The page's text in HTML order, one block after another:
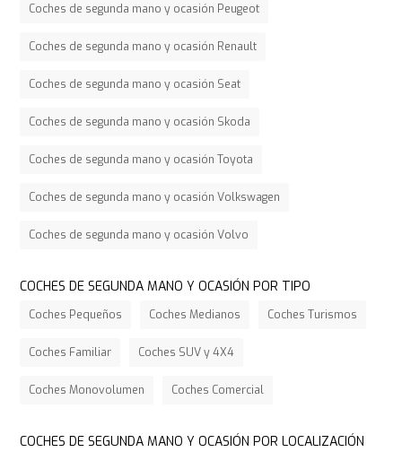
Coches de segunda mano y ocasión Peugeot
Coches de segunda mano y ocasión Renault
Coches de segunda mano y ocasión Seat
Coches de segunda mano y ocasión Skoda
Coches de segunda mano y ocasión Toyota
Coches de segunda mano y ocasión Volkswagen
Coches de segunda mano y ocasión Volvo
COCHES DE SEGUNDA MANO Y OCASIÓN POR TIPO
Coches Pequeños Coches Medianos Coches Turismos
Coches Familiar Coches SUV y 4X4
Coches Monovolumen Coches Comercial
COCHES DE SEGUNDA MANO Y OCASIÓN POR LOCALIZACIÓN